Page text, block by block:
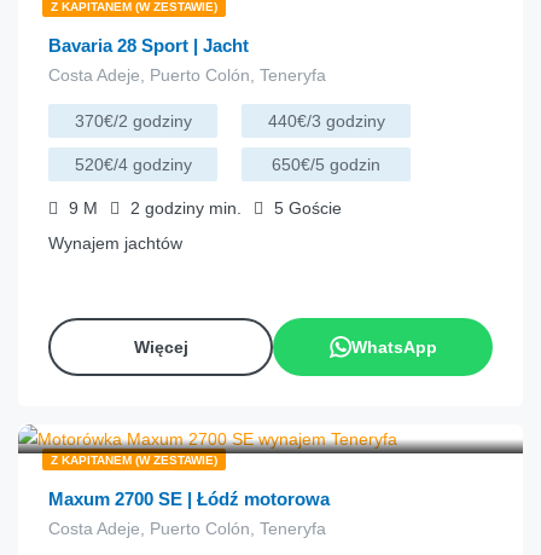
Z KAPITANEM (W ZESTAWIE)
Bavaria 28 Sport | Jacht
Costa Adeje, Puerto Colón, Teneryfa
370€/2 godziny 440€/3 godziny
520€/4 godziny 650€/5 godzin
9 M 2 godziny min. 5 Goście
Wynajem jachtów
Więcej WhatsApp
Z KAPITANEM (W ZESTAWIE)
Maxum 2700 SE | Łódź motorowa
Costa Adeje, Puerto Colón, Teneryfa